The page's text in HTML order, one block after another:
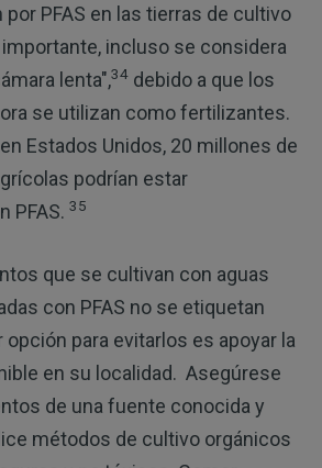
PFAS en las tierras de cultivo
incluso se considera
lenta",34debido a que los
se utilizan como fertilizantes.
Estados Unidos, 20 millones de
podrían estar
PFAS. 35
que se cultivan con aguas
con PFAS no se etiquetan
para evitarlos es apoyar la
en su localidad. Asegúrese
de una fuente conocida y
métodos de cultivo orgánicos